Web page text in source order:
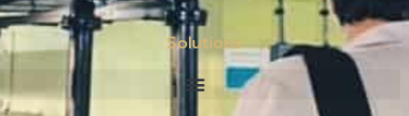
Solutions